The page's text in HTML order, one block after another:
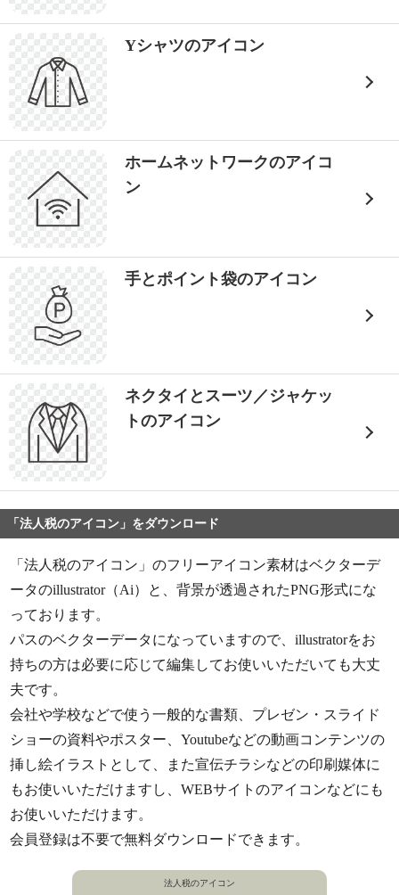
Yシャツのアイコン
ホームネットワークのアイコ
ン
手とポイント袋のアイコン
ネクタイとスーツ／ジャケッ
トのアイコン
「法人税のアイコン」をダウンロード
「法人税のアイコン」のフリーアイコン素材はベクターデ
ータのillustrator（Ai）と、背景が透過されたPNG形式にな
っております。
パスのベクターデータになっていますので、illustratorをお
持ちの方は必要に応じて編集してお使いいただいても大丈
夫です。
会社や学校などで使う一般的な書類、プレゼン・スライド
ショーの資料やポスター、Youtubeなどの動画コンテンツの
挿し絵イラストとして、また宣伝チラシなどの印刷媒体に
もお使いいただけますし、WEBサイトのアイコンなどにも
お使いいただけます。
会員登録は不要で無料ダウンロードできます。
法人税のアイコン